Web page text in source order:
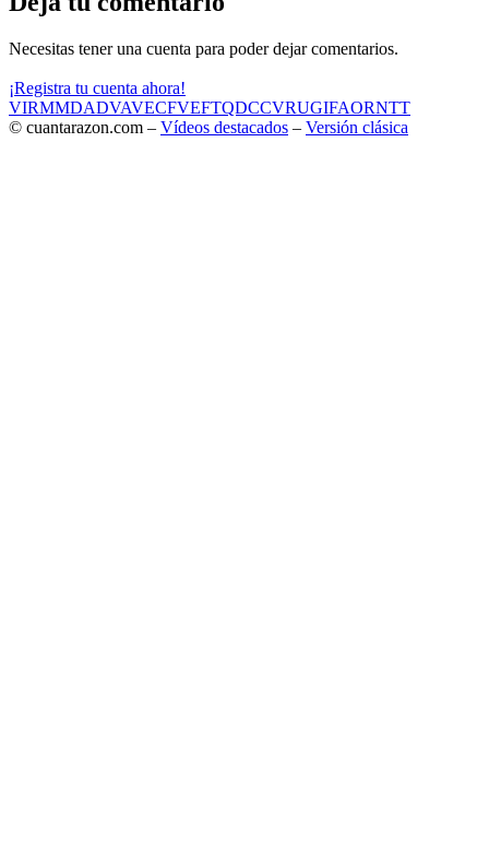
Necesitas tener una cuenta para poder dejar comentarios.
¡Registra tu cuenta ahora!
VIRMMDADVAVECFVEFTQDCCVRUGIFAORNTT
© cuantarazon.com – Vídeos destacados – Versión clásica